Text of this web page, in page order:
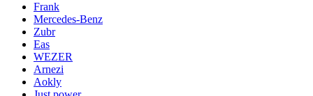
Frank
Mercedes-Benz
Zubr
Eas
WEZER
Arnezi
Aokly